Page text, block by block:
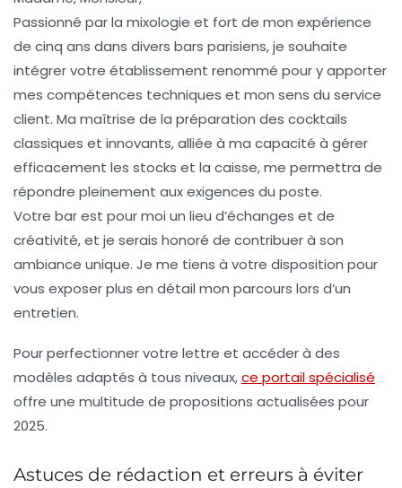
Passionné par la mixologie et fort de mon expérience
de cinq ans dans divers bars parisiens, je souhaite
intégrer votre établissement renommé pour y apporter
mes compétences techniques et mon sens du service
client. Ma maîtrise de la préparation des cocktails
classiques et innovants, alliée à ma capacité à gérer
efficacement les stocks et la caisse, me permettra de
répondre pleinement aux exigences du poste.
Votre bar est pour moi un lieu d’échanges et de
créativité, et je serais honoré de contribuer à son
ambiance unique. Je me tiens à votre disposition pour
vous exposer plus en détail mon parcours lors d’un
entretien.
Pour perfectionner votre lettre et accéder à des
modèles adaptés à tous niveaux,ce portail spécialisé
offre une multitude de propositions actualisées pour
2025.
Astuces de rédaction et erreurs à éviter